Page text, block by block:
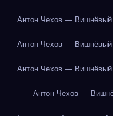
Антон Чехов — Вишнёвый
Антон Чехов — Вишнёвый
Антон Чехов — Вишнёвый
Антон Чехов —